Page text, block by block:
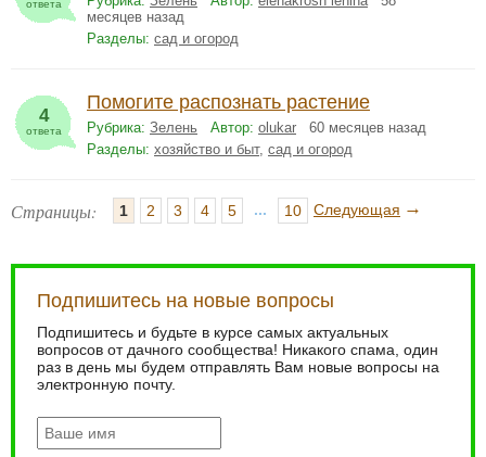
ответа
месяцев назад
Разделы: сад и огород
4
ответа
Помогите распознать растение
Рубрика: Зелень Автор: olukar 60 месяцев назад
Разделы: хозяйство и быт, сад и огород
Страницы: 1 2 3 4 5 ... 10 Следующая →
Подпишитесь на новые вопросы
Подпишитесь и будьте в курсе самых актуальных
вопросов от дачного сообщества! Никакого спама, один
раз в день мы будем отправлять Вам новые вопросы на
электронную почту.